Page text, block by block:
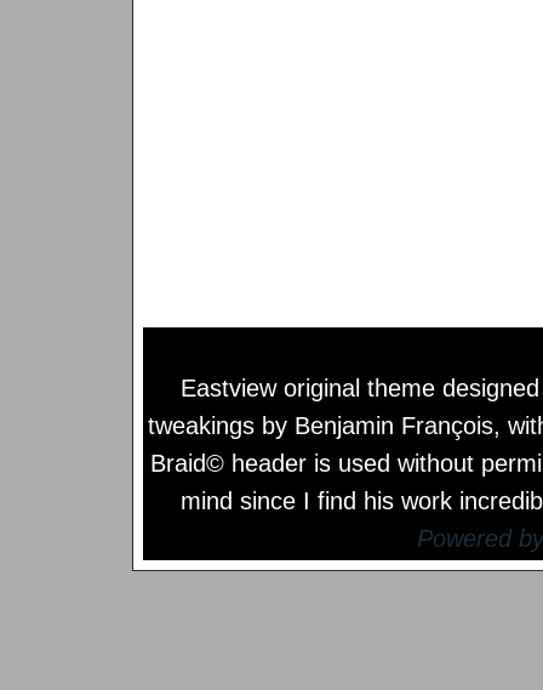
Eastview original theme
tweakings by Benjamin François,
Braid© header is used without
mind since I find his work
Powered